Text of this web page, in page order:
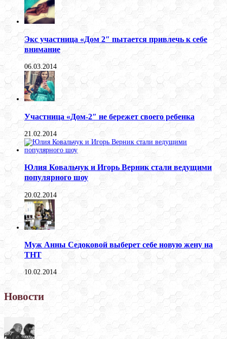
Экс участница «Дом 2″ пытается привлечь к себе
внимание
06.03.2014
Участница «Дом-2″ не бережет своего ребенка
21.02.2014
Юлия Ковальчук и Игорь Верник стали ведущими
популярного шоу
20.02.2014
Муж Анны Седоковой выберет себе новую жену на
ТНТ
10.02.2014
Новости